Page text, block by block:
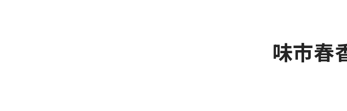
味市春